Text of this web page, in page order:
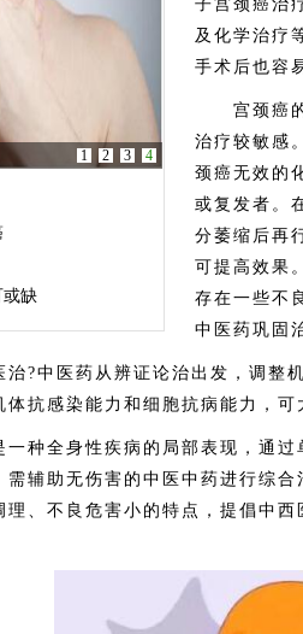
1 2 3 4
缺
子宫颈癌治
及化学治疗
手术后也容
宫颈癌的
治疗较敏感
颈癌无效的
或复发者。
分萎缩后再
可提高效果
存在一些不
中医药巩固
中医药从辨证论治出发，调整
体抗感染能力和细胞抗病能力，
全身性疾病的局部表现，通过
需辅助无伤害的中医中药进行综
理、不良危害小的特点，提倡中